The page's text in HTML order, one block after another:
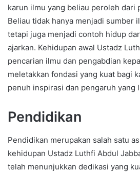
karun ilmu yang beliau peroleh dari
Beliau tidak hanya menjadi sumber
tetapi juga menjadi contoh hidup
ajarkan. Kehidupan awal Ustadz
pencarian ilmu dan pengabdian
meletakkan fondasi yang kuat bagi
penuh inspirasi dan pengaruh yang
Pendidikan
Pendidikan merupakan salah satu
kehidupan Ustadz Luthfi Abdul
telah menunjukkan dedikasi yang